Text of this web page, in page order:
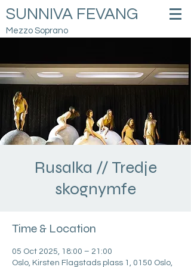
SUNNIVA FEVANG
Mezzo Soprano
Rusalka // Tredje
skognymfe
Time & Location
05 Oct 2025, 18:00 – 21:00
Oslo, Kirsten Flagstads plass 1, 0150 Oslo,